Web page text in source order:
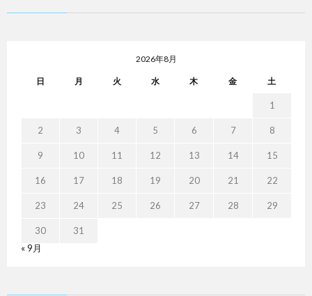
2026年8月
日 月 火 水 木 金 土
1
2 3 4 5 6 7 8
9 10 11 12 13 14 15
16 17 18 19 20 21 22
23 24 25 26 27 28 29
30
31
« 9月